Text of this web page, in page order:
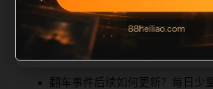
词、不同栏目词和不同问题角度。栏目
口，方便后续专题自动归集。发布后
首屏、图片、跳转体验、相关推荐和加
翻车事件后续如何更新？每日少